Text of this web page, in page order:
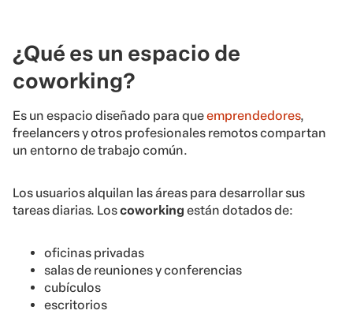
¿Qué es un espacio de
coworking?
Es un espacio diseñado para queemprendedores,
freelancers y otros profesionales remotos compartan
un entorno de trabajo común.
Los usuarios alquilan las áreas para desarrollar sus
tareas diarias. Loscoworking están dotados de:
oficinas privadas
salas de reuniones y conferencias
cubículos
escritorios